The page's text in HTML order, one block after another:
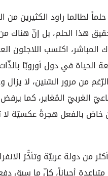
لطالما راود الكثيرين
هذا الحلم، بل إنّ
المباشر، اكتسب اللاجئون
في دول أوروبّا
من مرور السّنين، لا
الغربيّ المُغاير، كما
بالفعل هجرةً عكسيّة لا
من دولة عربيّة وتأخُّرُ
متباعدة أحياناً، كلّ ما سبق